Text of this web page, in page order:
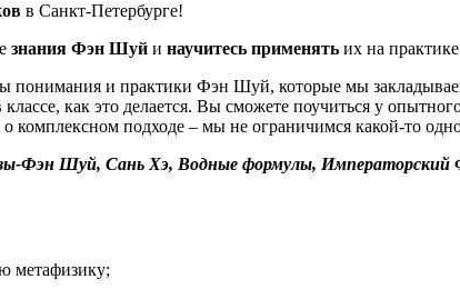
в Санкт-Петербурге!
знания Фэн Шуй и научитесь применять их на
понимания и практики Фэн Шуй, которые мы
как это делается. Вы сможете поучиться у
подходе – мы не ограничимся какой-то
Фэн Шуй, Сань Хэ, Водные формулы,
метафизику;